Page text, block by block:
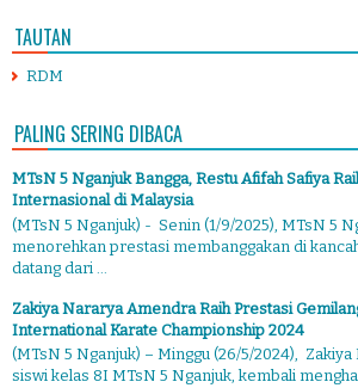
TAUTAN
RDM
PALING SERING DIBACA
MTsN 5 Nganjuk Bangga, Restu Afifah Safiya
Internasional di Malaysia
(MTsN 5 Nganjuk) - Senin (1/9/2025), MTsN 5
menorehkan prestasi membanggakan di
datang dari ...
Zakiya Nararya Amendra Raih Prestasi
International Karate Championship 2024
(MTsN 5 Nganjuk) – Minggu (26/5/2024),
siswi kelas 8I MTsN 5 Nganjuk, kembali